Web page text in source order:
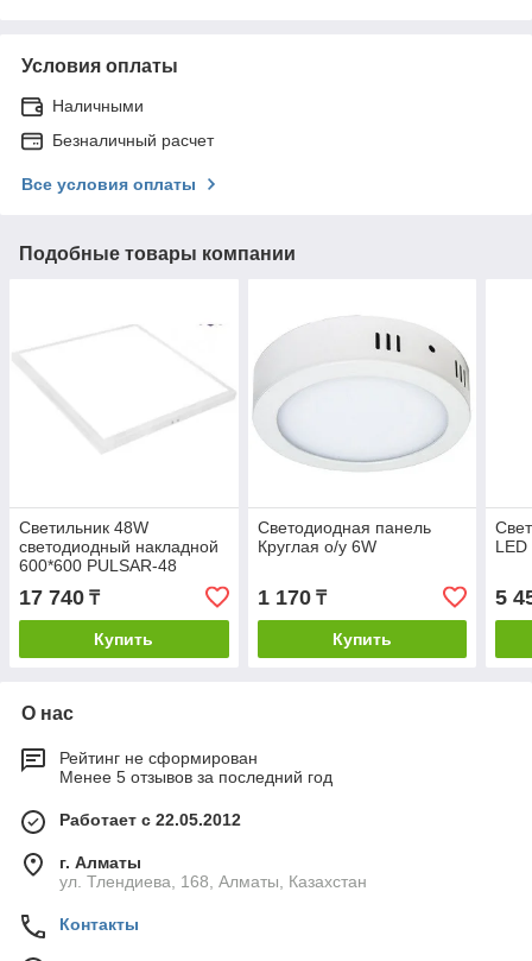
Условия оплаты
Наличными
Безналичный расчет
Все условия оплаты
Подобные товары компании
Светильник 48W
светодиодный накладной
600*600 PULSAR-48
17 740 ₸
Купить
Светодиодная панель
Круглая о/у 6W
1 170₸
Купить
5
О нас
Рейтинг не сформирован
Менее 5 отзывов за последний год
Работает с 22.05.2012
г. Алматы
ул. Тлендиева, 168, Алматы, Казахстан
Контакты